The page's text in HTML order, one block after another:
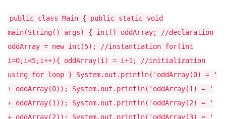
public class Main { public static void
main(String() args) { int() oddArray; //declaration
oddArray = new int(5); //instantiation for(int
i=0;i<5;i++){ oddArray(i) = i+1; //initialization
using for loop } System.out.println('oddArray(0) = '
+ oddArray(0)); System.out.println('oddArray(1) = '
+ oddArray(1)); System.out.println('oddArray(2) = '
+ oddArray(2)); System.out.println('oddArray(3) = '